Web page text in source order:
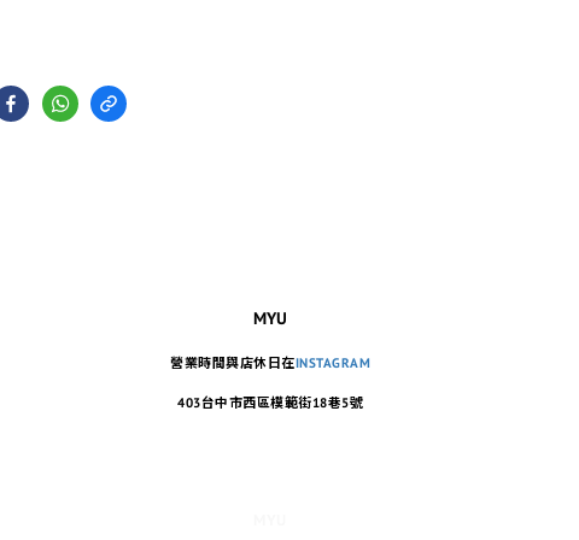
MYU
營業時間與店休日在INSTAGRAM
403台中市西區模範街18巷5號